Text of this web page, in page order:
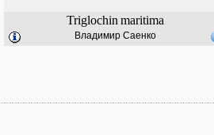
Triglochin maritima
Владимир Саенко